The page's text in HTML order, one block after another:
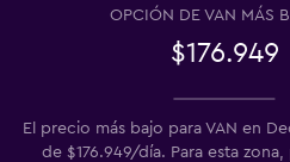
OPCIÓN DE VAN MÁS
$176.949
El precio más bajo para VAN en
de $176.949/día. Para esta